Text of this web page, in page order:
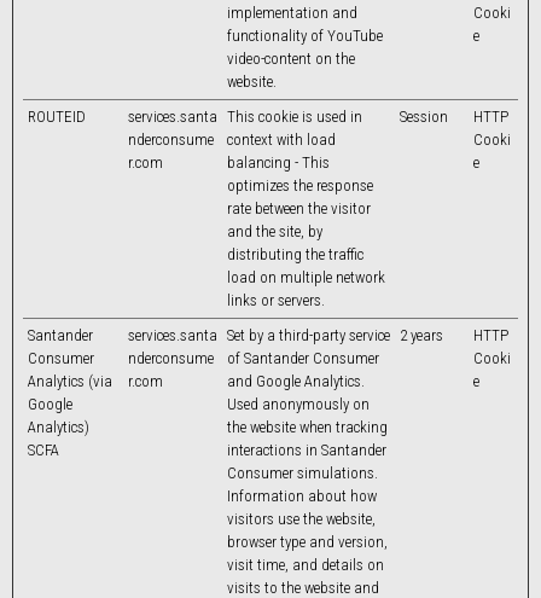
implementation and
functionality of YouTube
video-content on the
website.
Cooki
e
ROUTEID
services.santa
nderconsume
r.com
This cookie is used in
context with load
balancing - This
optimizes the response
rate between the visitor
and the site, by
distributing the traffic
load on multiple network
links or servers.
Session
HTTP
Cooki
e
Santander
Consumer
Analytics (via
Google
Analytics)
SCFA
services.santa
nderconsume
r.com
Set by a third-party service
of Santander Consumer
and Google Analytics.
Used anonymously on
the website when tracking
interactions in Santander
Consumer simulations.
Information about how
visitors use the website,
browser type and version,
visit time, and details on
visits to the website and
2 years
HTTP
Cooki
e